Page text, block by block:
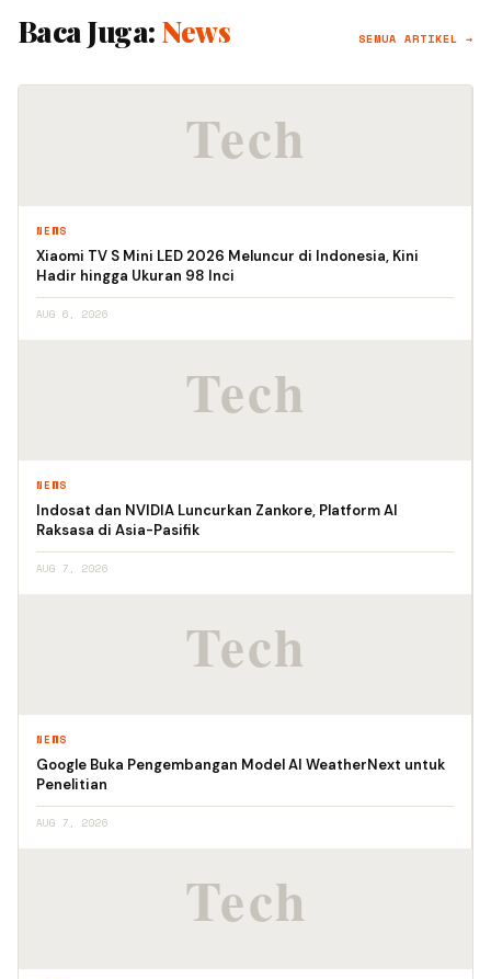
Baca Juga: News SEMUA ARTIKEL →
NEWS
Xiaomi TV S Mini LED 2026 Meluncur di Indonesia, Kini
Hadir hingga Ukuran 98 Inci
AUG 6, 2026
NEWS
Indosat dan NVIDIA Luncurkan Zankore, Platform AI
Raksasa di Asia-Pasifik
AUG 7, 2026
NEWS
Google Buka Pengembangan Model AI WeatherNext untuk
Penelitian
AUG 7, 2026